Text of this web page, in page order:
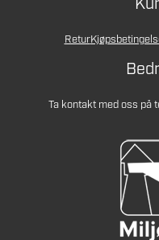
Retur
Ta kontakt med oss på